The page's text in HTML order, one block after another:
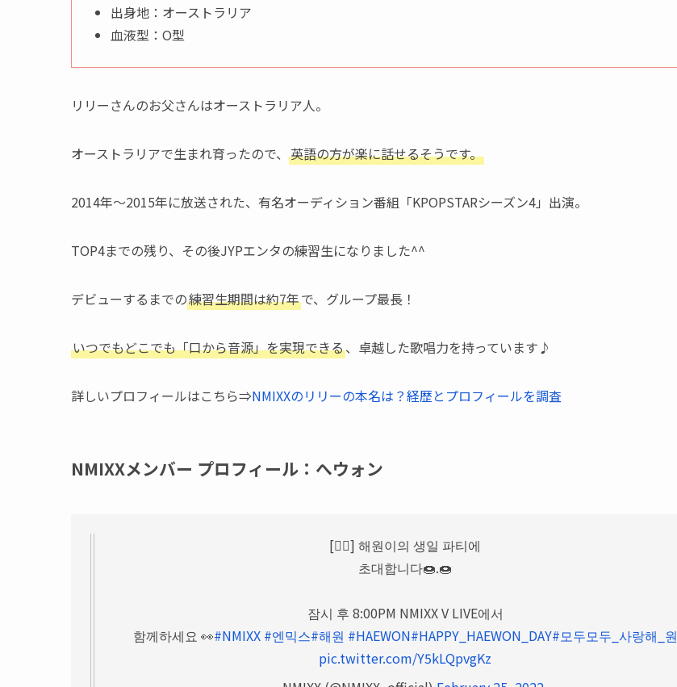
出身地：オーストラリア
血液型：O型
リリーさんのお父さんはオーストラリア人。
オーストラリアで生まれ育ったので、 英語の方が楽に話せるそうです。
2014年〜2015年に放送された、有名オーディション番組「KPOPSTARシーズン4」出演。
TOP4までの残り、その後JYPエンタの練習生になりました^^
デビューするまでの練習生期間は約7年で、グループ最長！
いつでもどこでも「口から音源」を実現できる、卓越した歌唱力を持っています♪
詳しいプロフィールはこちら⇒NMIXXのリリーの本名は？経歴とプロフィールを調査
NMIXXメンバー プロフィール：へウォン
[✌🏻] 해원이의 생일 파티에
초대합니다🍩.🍩
잠시 후 8:00PM NMIXX V LIVE에서
함께하세요 👀#NMIXX #엔믹스#해원 #HAEWON#HAPPY_HAEWON_DAY#모두모두_사랑해_원
pic.twitter.com/Y5kLQpvgKz